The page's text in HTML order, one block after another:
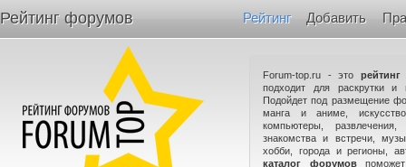
Рейтинг форумов Рейтинг Добавить
Forum-top.ru - это
подходит для раскрутки и
Подойдет под размещение
манга и аниме,
компьютеры,
знакомства и встречи,
хобби, города и регионы,
каталог форумов